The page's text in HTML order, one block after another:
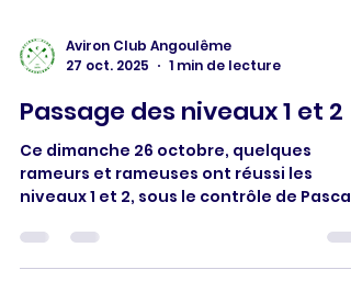
Aviron Club Angoulême
27 oct. 2025
1 min de lecture
Passage des niveaux 1 et 2
Ce dimanche 26 octobre, quelques
niveaux 1 et 2, sous le contrôle de Pascal